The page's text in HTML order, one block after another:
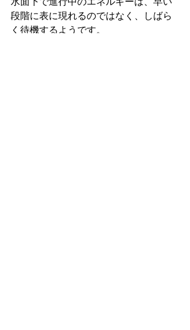
段階に表に現れるのではなく、しばら
く待機するようです。